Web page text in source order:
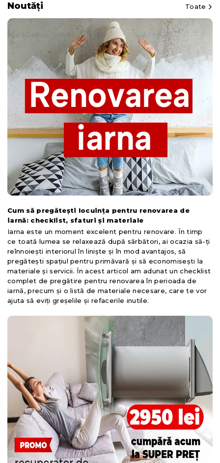
Noutăți Toate
Cum să pregătești locuința pentru renovarea de
iarnă: checklist, sfaturi și materiale
Iarna este un moment excelent pentru renovare. În timp
ce toată lumea se relaxează după sărbători, ai ocazia să-ți
reînnoiești interiorul în liniște și în mod avantajos, să
pregătești spațiul pentru primăvară și să economisești la
materiale și servicii. În acest articol am adunat un checklist
complet de pregătire pentru renovarea în perioada de
iarnă, precum și o listă de materiale necesare, care te vor
ajuta să eviți greșelile și refacerile inutile.